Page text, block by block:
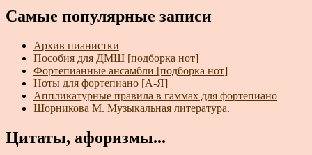
Самые популярные записи
Архив пианистки
Пособия для ДМШ [подборка нот]
Фортепианные ансамбли [подборка нот]
Ноты для фортепиано [А-Я]
Аппликатурные правила в гаммах для фортепиано
Шорникова М. Музыкальная литература.
Цитаты, афоризмы...